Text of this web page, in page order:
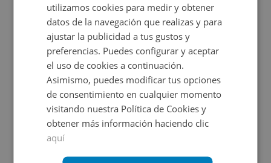
Edificio Atalaya Centro Fase I Sn, 30589 Murcia -
Impuestos no incluidos
1 inmuebles disponibles
59.000€
+ 198m
CESIÓN DE REMATE
utilizamos cookies para medir y obtener
datos de la navegación que realizas y para
ajustar la publicidad a tus gustos y
preferencias. Puedes configurar y aceptar
el uso de cookies a continuación.
Asimismo, puedes modificar tus opciones
de consentimiento en cualquier momento
visitando nuestra Política de Cookies y
obtener más información haciendo clic
aquí